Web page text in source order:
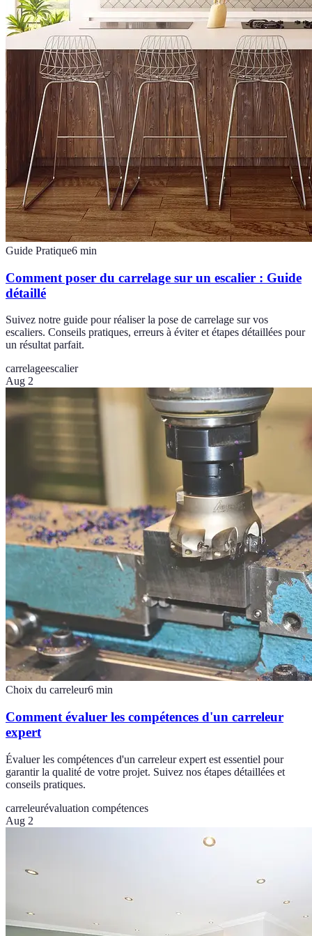
Guide Pratique6 min
Comment poser du carrelage sur un escalier : Guide
détaillé
Suivez notre guide pour réaliser la pose de carrelage sur vos
escaliers. Conseils pratiques, erreurs à éviter et étapes détaillées pour
un résultat parfait.
carrelageescalier
Aug 2
Choix du carreleur6 min
Comment évaluer les compétences d'un carreleur
expert
Évaluer les compétences d'un carreleur expert est essentiel pour
garantir la qualité de votre projet. Suivez nos étapes détaillées et
conseils pratiques.
carreleurévaluation compétences
Aug 2